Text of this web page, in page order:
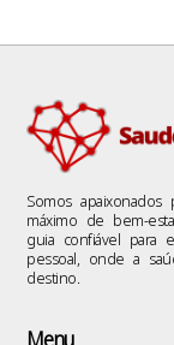
Somos
máximo de bem-
guia confiável para
pessoal, onde a
destino.